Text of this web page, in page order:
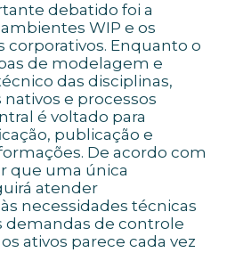
debatido foi a
WIP e os
corporativos. Enquanto o
de modelagem e
das disciplinas,
e processos
é voltado para
publicação e
De acordo com
que uma única
atender
necessidades técnicas
demandas de controle
ativos parece cada vez